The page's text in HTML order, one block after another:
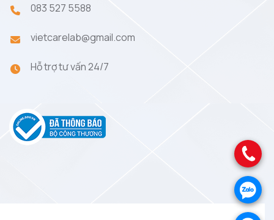
083 527 5588
vietcarelab@gmail.com
Hỗ trợ tư vấn 24/7
.
.